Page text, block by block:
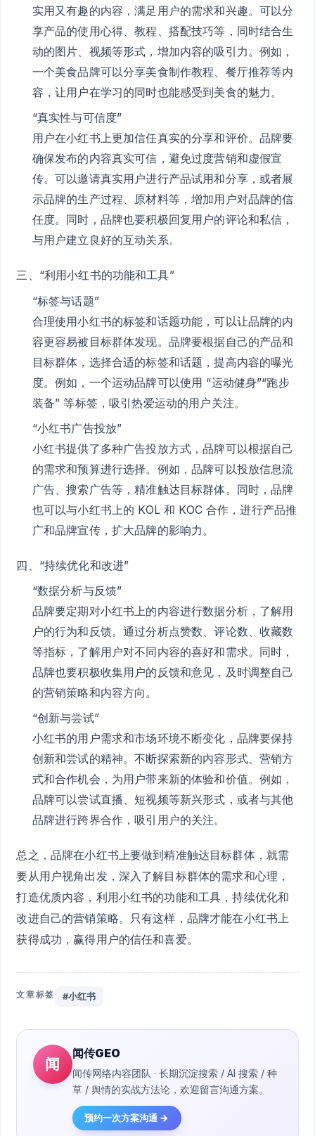
实用又有趣的内容，满足用户的需求和兴趣。可以分
享产品的使用心得、教程、搭配技巧等，同时结合生
动的图片、视频等形式，增加内容的吸引力。例如，
一个美食品牌可以分享美食制作教程、餐厅推荐等内
容，让用户在学习的同时也能感受到美食的魅力。
“真实性与可信度”
用户在小红书上更加信任真实的分享和评价。品牌要
确保发布的内容真实可信，避免过度营销和虚假宣
传。可以邀请真实用户进行产品试用和分享，或者展
示品牌的生产过程、原材料等，增加用户对品牌的信
任度。同时，品牌也要积极回复用户的评论和私信，
与用户建立良好的互动关系。
三、“利用小红书的功能和工具”
“标签与话题”
合理使用小红书的标签和话题功能，可以让品牌的内
容更容易被目标群体发现。品牌要根据自己的产品和
目标群体，选择合适的标签和话题，提高内容的曝光
度。例如，一个运动品牌可以使用 “运动健身”“跑步
装备” 等标签，吸引热爱运动的用户关注。
“小红书广告投放”
小红书提供了多种广告投放方式，品牌可以根据自己
的需求和预算进行选择。例如，品牌可以投放信息流
广告、搜索广告等，精准触达目标群体。同时，品牌
也可以与小红书上的 KOL 和 KOC 合作，进行产品推
广和品牌宣传，扩大品牌的影响力。
四、“持续优化和改进”
“数据分析与反馈”
品牌要定期对小红书上的内容进行数据分析，了解用
户的行为和反馈。通过分析点赞数、评论数、收藏数
等指标，了解用户对不同内容的喜好和需求。同时，
品牌也要积极收集用户的反馈和意见，及时调整自己
的营销策略和内容方向。
“创新与尝试”
小红书的用户需求和市场环境不断变化，品牌要保持
创新和尝试的精神。不断探索新的内容形式、营销方
式和合作机会，为用户带来新的体验和价值。例如，
品牌可以尝试直播、短视频等新兴形式，或者与其他
品牌进行跨界合作，吸引用户的关注。
总之，品牌在小红书上要做到精准触达目标群体，就需
要从用户视角出发，深入了解目标群体的需求和心理，
打造优质内容，利用小红书的功能和工具，持续优化和
改进自己的营销策略。只有这样，品牌才能在小红书上
获得成功，赢得用户的信任和喜爱。
文章标签 #小红书
闻
闻传GEO
闻传网络内容团队 · 长期沉淀搜索 / AI 搜索 / 种
草 / 舆情的实战方法论，欢迎留言沟通方案。
预约一次方案沟通 →